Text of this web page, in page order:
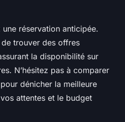
réservation anticipée.
trouver des offres
la disponibilité sur
N’hésitez pas à comparer
dénicher la meilleure
attentes et le budget